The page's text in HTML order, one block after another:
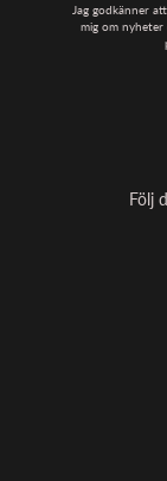
Jag godkänner
mig om
Följ